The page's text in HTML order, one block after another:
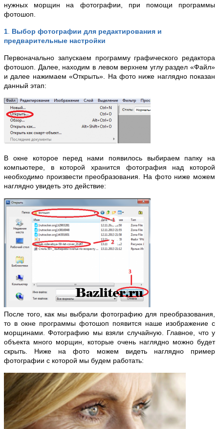
нужных морщин на фотографии, при помощи программы
фотошоп.
1 Выбор фотографии для редактирования и
предварительные настройки
Первоначально запускаем программу графического редактора
фотошоп. Далее, находим в левом верхнем углу раздел «Файл»
и далее нажимаем «Открыть». На фото ниже наглядно показан
данный этап:
В окне которое перед нами появилось выбираем папку на
компьютере, в которой хранится фотография над которой
необходимо произвести преобразования. На фото ниже можем
наглядно увидеть это действие:
После того, как мы выбрали фотографию для преобразования,
то в окне программы фотошоп появится наше изображение с
морщинами. Фотографию мы взяли случайную. Главное, что у
объекта много морщин, которые очень наглядно можно будет
скрыть. Ниже на фото можем видеть наглядно пример
фотографии с которой мы будем работать: